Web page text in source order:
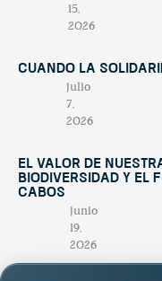
15,
2026
Cuando la
julio
7,
2026
El valor de
biodiversidad y el
Cabos
junio
19,
2026